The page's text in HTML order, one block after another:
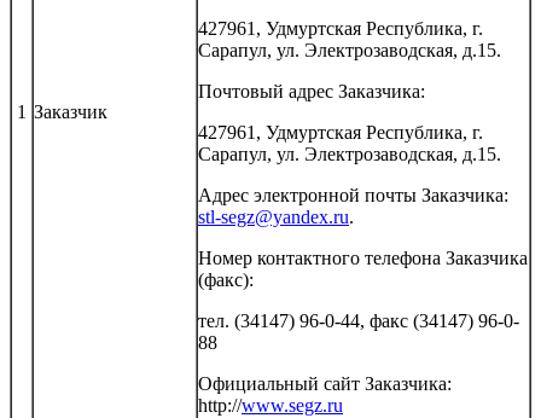
1 Заказчик
427961, Удмуртская Республика, г.
Сарапул, ул. Электрозаводская, д.15.
Почтовый адрес Заказчика:
427961, Удмуртская Республика, г.
Сарапул, ул. Электрозаводская, д.15.
Адрес электронной почты Заказчика:
stl-segz@yandex.ru.
Номер контактного телефона Заказчика
(факс):
тел. (34147) 96-0-44, факс (34147) 96-0-
88
Официальный сайт Заказчика:
http://www.segz.ru